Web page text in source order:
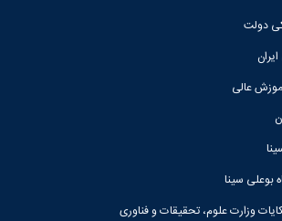
دولت
عالی
بوعلی سینا
وزارت علوم، تحقیقات و فناوری